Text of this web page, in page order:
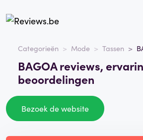
Categorieën Mode Tassen
BAGOA reviews,
beoordelingen
Bezoek de website